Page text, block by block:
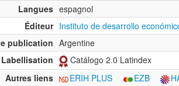
Langues espagnol
Éditeur Instituto de desarrollo
publication Argentine
Labellisation
Catálogo 2.0 Latindex
Autres liens
ERIH PLUS EZB